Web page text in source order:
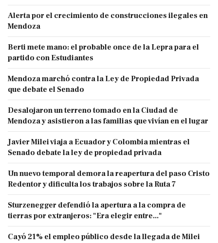
Alerta por el crecimiento de construcciones ilegales en
Mendoza
Berti mete mano: el probable once de la Lepra para el
partido con Estudiantes
Mendoza marchó contra la Ley de Propiedad Privada
que debate el Senado
Desalojaron un terreno tomado en la Ciudad de
Mendoza y asistieron a las familias que vivían en el lugar
Javier Milei viaja a Ecuador y Colombia mientras el
Senado debate la ley de propiedad privada
Un nuevo temporal demora la reapertura del paso Cristo
Redentor y dificulta los trabajos sobre la Ruta 7
Sturzenegger defendió la apertura a la compra de
tierras por extranjeros: "Era elegir entre..."
Cayó 21% el empleo público desde la llegada de Milei